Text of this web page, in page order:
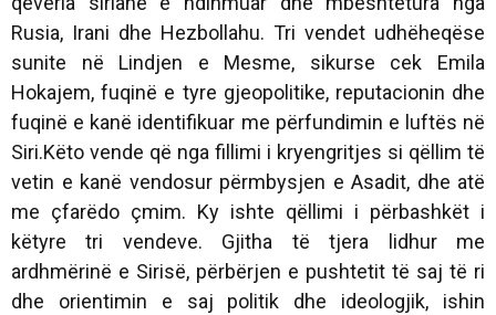
Rusia, Irani dhe Hezbollahu. Tri vendet udhëheqëse
sunite në Lindjen e Mesme, sikurse cek Emila
Hokajem, fuqinë e tyre gjeopolitike, reputacionin dhe
fuqinë e kanë identifikuar me përfundimin e luftës në
Siri.Këto vende që nga fillimi i kryengritjes si qëllim të
vetin e kanë vendosur përmbysjen e Asadit, dhe atë
me çfarëdo çmim. Ky ishte qëllimi i përbashkët i
këtyre tri vendeve. Gjitha të tjera lidhur me
ardhmërinë e Sirisë, përbërjen e pushtetit të saj të ri
dhe orientimin e saj politik dhe ideologjik, ishin